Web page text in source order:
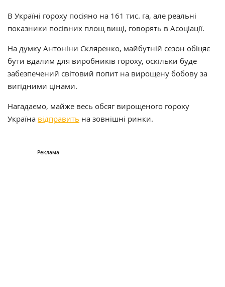
В Україні гороху посіяно на 161 тис. га, але реальні
показники посівних площ вищі, говорять в Асоціації.
На думку Антоніни Скляренко, майбутній сезон обіцяє
бути вдалим для виробників гороху, оскільки буде
забезпечений світовий попит на вирощену бобову за
вигідними цінами.
Нагадаємо, майже весь обсяг вирощеного гороху
Україна відправить на зовнішні ринки.